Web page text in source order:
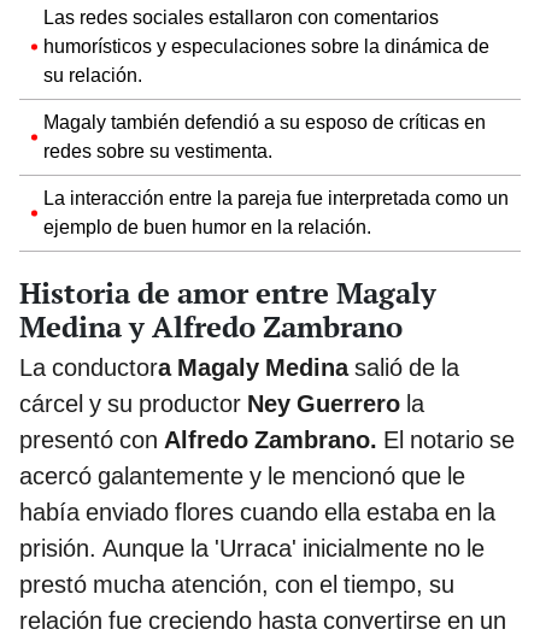
Las redes sociales estallaron con comentarios
humorísticos y especulaciones sobre la dinámica de
su relación.
Magaly también defendió a su esposo de críticas en
redes sobre su vestimenta.
La interacción entre la pareja fue interpretada como un
ejemplo de buen humor en la relación.
Historia de amor entre Magaly
Medina y Alfredo Zambrano
La conductora Magaly Medinasalió de la
cárcel y su productor Ney Guerrero la
presentó con Alfredo Zambrano. El notario se
acercó galantemente y le mencionó que le
había enviado flores cuando ella estaba en la
prisión. Aunque la 'Urraca' inicialmente no le
prestó mucha atención, con el tiempo, su
relación fue creciendo hasta convertirse en un